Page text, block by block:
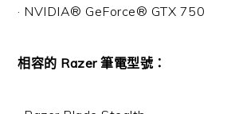
· NVIDIA® GeForce® GTX 750
相容的 Razer 筆電型號：